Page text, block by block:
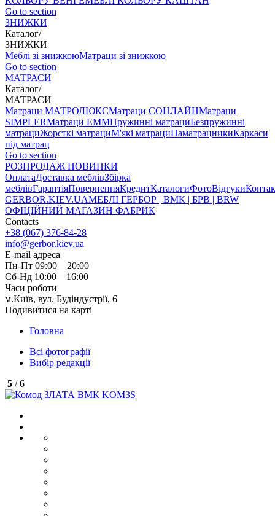
Go to section
ЗНИЖКИ
Каталог/
ЗНИЖКИ
Меблі зі знижкоюМатраци зі знижкою
Go to section
МАТРАСИ
Каталог/
МАТРАСИ
Матраци МАТРОЛЮКСМатраци СОНЛАЙНМатраци
SIMPLERМатраци ЕММПружинні матрациБезпружинні
матрациЖорсткі матрациМ'які матрациНаматрацникиКаркаси
під матрац
Go to section
РОЗПРОДАЖ НОВИНКИ
ОплатаДоставка меблівЗбірка
меблівГарантіяПоверненняКредитКаталогиФотоВідгуки
GERBOR.KIEV.UAМЕБЛI ГЕРБОР | ВМК | БРВ | BRW
ОФІЦІЙНИЙ МАГАЗИН ФАБРИК
Contacts
+38 (067) 376-84-28
info@gerbor.kiev.ua
E-mail адреса
Пн-Пт 09:00—20:00
Сб-Нд 10:00—16:00
Часи роботи
м.Київ, вул. Будіндустрії, 6
Подивитися на карті
Головна
Всі фотографії
Вибір редакції
5 / 6